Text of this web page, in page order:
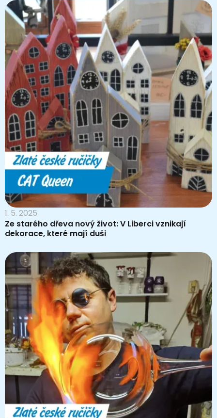
1. 5. 2025
Ze starého dřeva nový život: V Liberci vznikají
dekorace, které mají duši